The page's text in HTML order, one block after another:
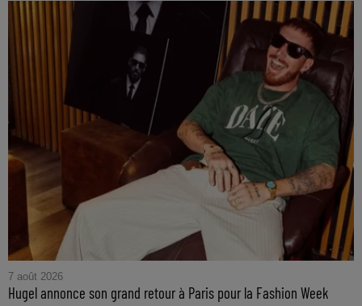
7 août 2026
Hugel annonce son grand retour à Paris pour la Fashion Week